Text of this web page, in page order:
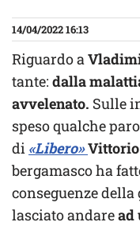
14/04/2022 16:13
Riguardo a
tante: dalla
avvelenato. Sulle
speso qualche
di «Libero»
bergamasco ha
conseguenze
lasciato andaread